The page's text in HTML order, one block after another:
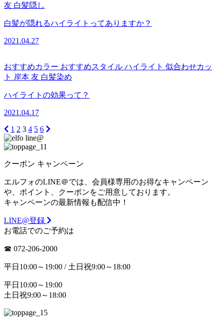
友 白髪隠し
白髪が隠れるハイライトってありますか？
2021.04.27
おすすめカラー おすすめスタイル ハイライト 似合わせカッ
ト 岸本 友 白髪染め
ハイライトの効果って？
2021.04.17
1 2 3 4 5 6
クーポン キャンペーン
エルフォのLINE＠では、会員様専用のお得なキャンペーン
や、ポイント、クーポンをご用意しております。
キャンペーンの最新情報も配信中！
LINE@登録
お電話でのご予約は
☎︎ 072-206-2000
平日10:00～19:00 / 土日祝9:00～18:00
平日10:00～19:00
土日祝9:00～18:00